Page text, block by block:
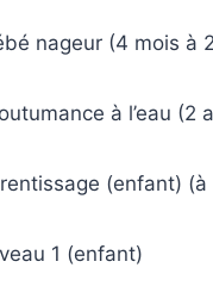
nageur (4 mois à
à l’eau
(enfant)
1 (enfant)